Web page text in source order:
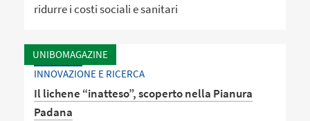
ridurre i costi sociali e sanitari
UNIBOMAGAZINE
INNOVAZIONE E RICERCA
Il lichene “inatteso”, scoperto nella Pianura
Padana